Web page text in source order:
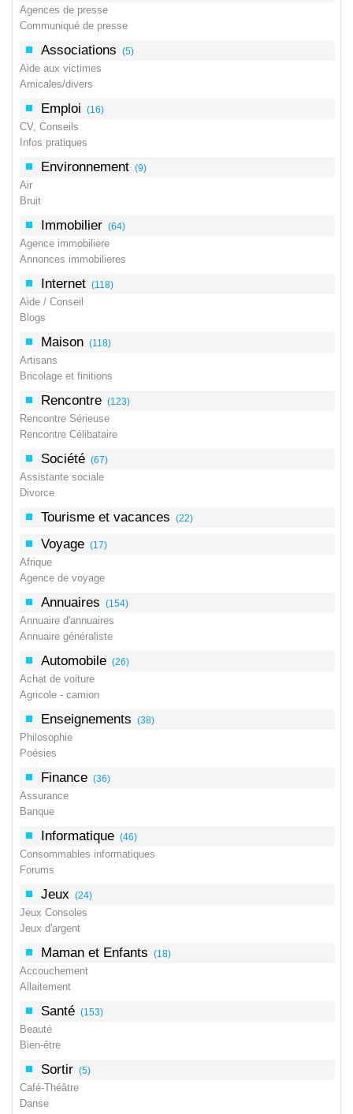
Agences de presse
Communiqué de presse
Associations (5)
Aide aux victimes
Amicales/divers
Emploi (16)
CV, Conseils
Infos pratiques
Environnement (9)
Air
Bruit
Immobilier (64)
Agence immobiliere
Annonces immobilieres
Internet (118)
Aide / Conseil
Blogs
Maison (118)
Artisans
Bricolage et finitions
Rencontre (123)
Rencontre Sérieuse
Rencontre Célibataire
Société (67)
Assistante sociale
Divorce
Tourisme et vacances (22)
Voyage (17)
Afrique
Agence de voyage
Annuaires (154)
Annuaire d'annuaires
Annuaire généraliste
Automobile (26)
Achat de voiture
Agricole - camion
Enseignements (38)
Philosophie
Poésies
Finance (36)
Assurance
Banque
Informatique (46)
Consommables informatiques
Forums
Jeux (24)
Jeux Consoles
Jeux d'argent
Maman et Enfants (18)
Accouchement
Allaitement
Santé (153)
Beauté
Bien-être
Sortir (5)
Café-Théâtre
Danse